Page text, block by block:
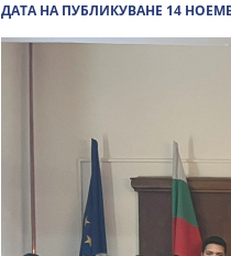
ДАТА НА ПУБЛИКУВАНЕ 14